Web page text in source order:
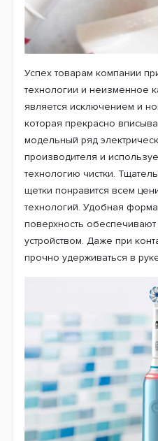
технологии и неизменное
является исключением и
которая прекрасно
модельный ряд
производителя и
технологию чистки.
щетки понравится всем
технологий. Удобная
поверхность